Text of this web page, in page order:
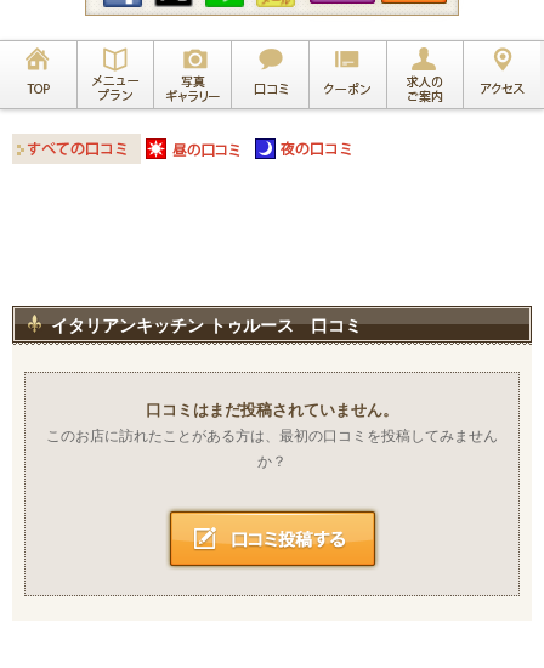
イタリアンキッチン トゥルース 口コミ
口コミはまだ投稿されていません。
このお店に訪れたことがある方は、最初の口コミを投稿してみません
か？